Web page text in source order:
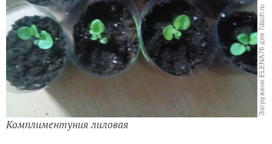
Комплиментуния лиловая